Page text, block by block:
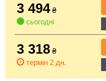
3 494 ₴
сьогодні
3 318 ₴
термін 2 дн.